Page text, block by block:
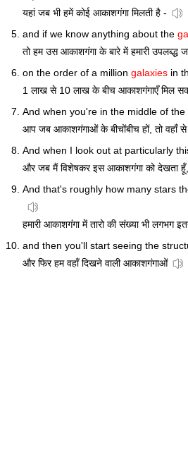
यहां जब भी हमें कोई आकाशगंगा मिलती है -
and if we know anything about the
तो हम उस आकाशगंगा के बारे में हमारी उपलब्द्ध
on the order of a million galaxies in
1 लाख से 10 लाख के बीच आकाशगंगाएँ मिल
And when you're in the middle of the
आप जब आकाशगंगाओं के बीचोंबीच हों, तो वहाँ से
And when I look out at particularly
और जब मैं विशेषकर इस आकाशगंगा को देखता हूँ,
And that's roughly how many stars
हमारी आकाशगंगा में तारो की संख्या भी लगभग
and then you'll start seeing the
और फिर हम वहाँ दिखने वाली आकाशगंगाओं